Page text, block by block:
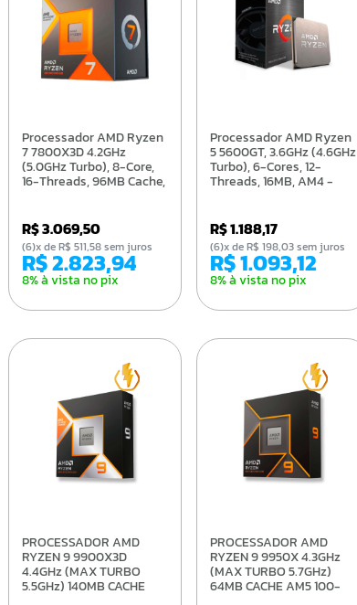
Processador AMD Ryzen
7 7800X3D 4.2GHz
(5.0GHz Turbo), 8-Core,
16-Threads, 96MB Cache,
R$ 3.069,50
R$ 2.823,94
8% à vista no pix
(6)x de R$ 511,58 sem juros
Processador AMD Ryzen
5 5600GT, 3.6GHz (4.6GHz
Turbo), 6-Cores, 12-
Threads, 16MB, AM4 -
R$ 1.188,17
R$ 1.093,12
8% à vista no pix
(6)x de R$ 198,03 sem juros
PROCESSADOR AMD
RYZEN 9 9900X3D
4.4GHz (MAX TURBO
5.5GHz) 140MB CACHE
PROCESSADOR AMD
RYZEN 9 9950X 4.3GHz
(MAX TURBO 5.7GHz)
64MB CACHE AM5 100-